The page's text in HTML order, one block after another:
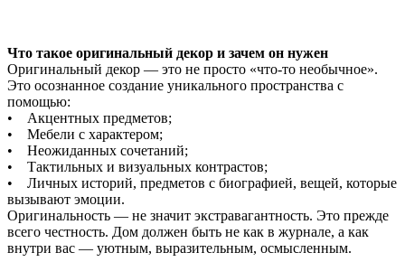
Что такое оригинальный декор и зачем он нужен
Оригинальный декор — это не просто «что-то необычное».
Это осознанное создание уникального пространства с
помощью:
• Акцентных предметов;
• Мебели с характером;
• Неожиданных сочетаний;
• Тактильных и визуальных контрастов;
• Личных историй, предметов с биографией, вещей, которые
вызывают эмоции.
Оригинальность — не значит экстравагантность. Это прежде
всего честность. Дом должен быть не как в журнале, а как
внутри вас — уютным, выразительным, осмысленным.